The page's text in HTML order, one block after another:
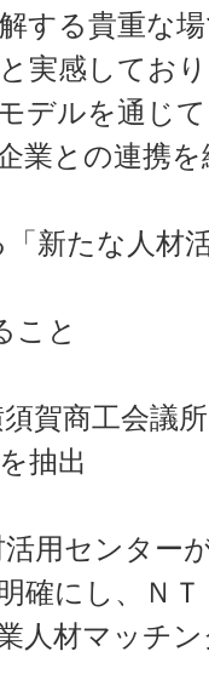
する貴重な
実感してお
デルを通じ
業との連携
「新たな人材
こと
賀商工会議
抽出
用センター
確にし、Ｎ
人材マッチ